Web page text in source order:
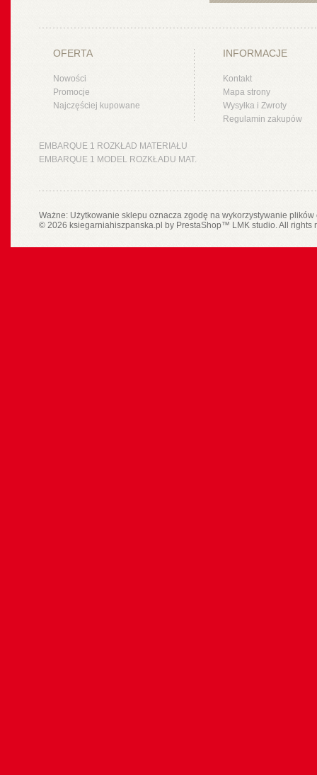
OFERTA
Nowości
Promocje
Najczęściej kupowane
INFORMACJE
Kontakt
Mapa strony
Wysyłka i Zwroty
Regulamin zakupów
EMBARQUE 1 ROZKŁAD MATERIAŁU
EMBARQUE 1 MODEL ROZKŁADU MAT.
Ważne: Użytkowanie sklepu oznacza zgodę na wykorzystywanie
© 2026 ksiegarniahiszpanska.pl by PrestaShop™ LMK studio. All rights